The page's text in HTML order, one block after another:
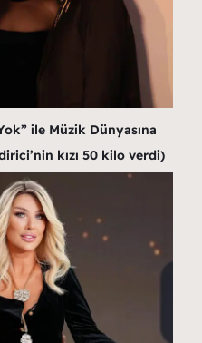
ile Müzik Dünyasına
kızı 50 kilo verdi)